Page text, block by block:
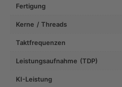
Fertigung
Kerne / Threads
Taktfrequenzen
Leistungsaufnahme (TDP)
KI-Leistung